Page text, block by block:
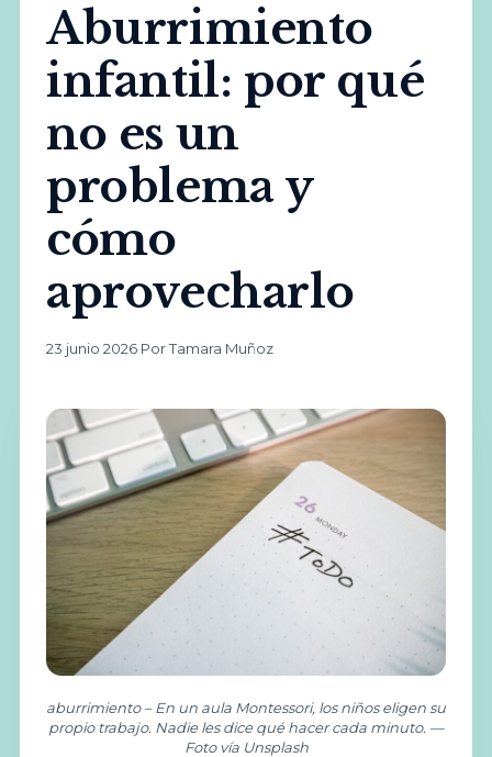
Aburrimiento
infantil: por qué
no es un
problema y
cómo
aprovecharlo
23 junio 2026·Por Tamara Muñoz
aburrimiento – En un aula Montessori, los niños eligen su
propio trabajo. Nadie les dice qué hacer cada minuto. —
Foto vía Unsplash